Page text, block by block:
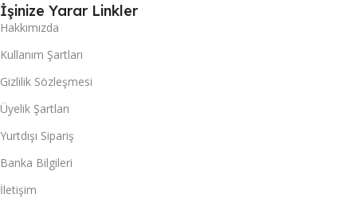
İşinize Yarar Linkler
Hakkımızda
Kullanım Şartları
Gizlilik Sözleşmesi
Üyelik Şartları
Yurtdışı Sipariş
Banka Bilgileri
İletişim